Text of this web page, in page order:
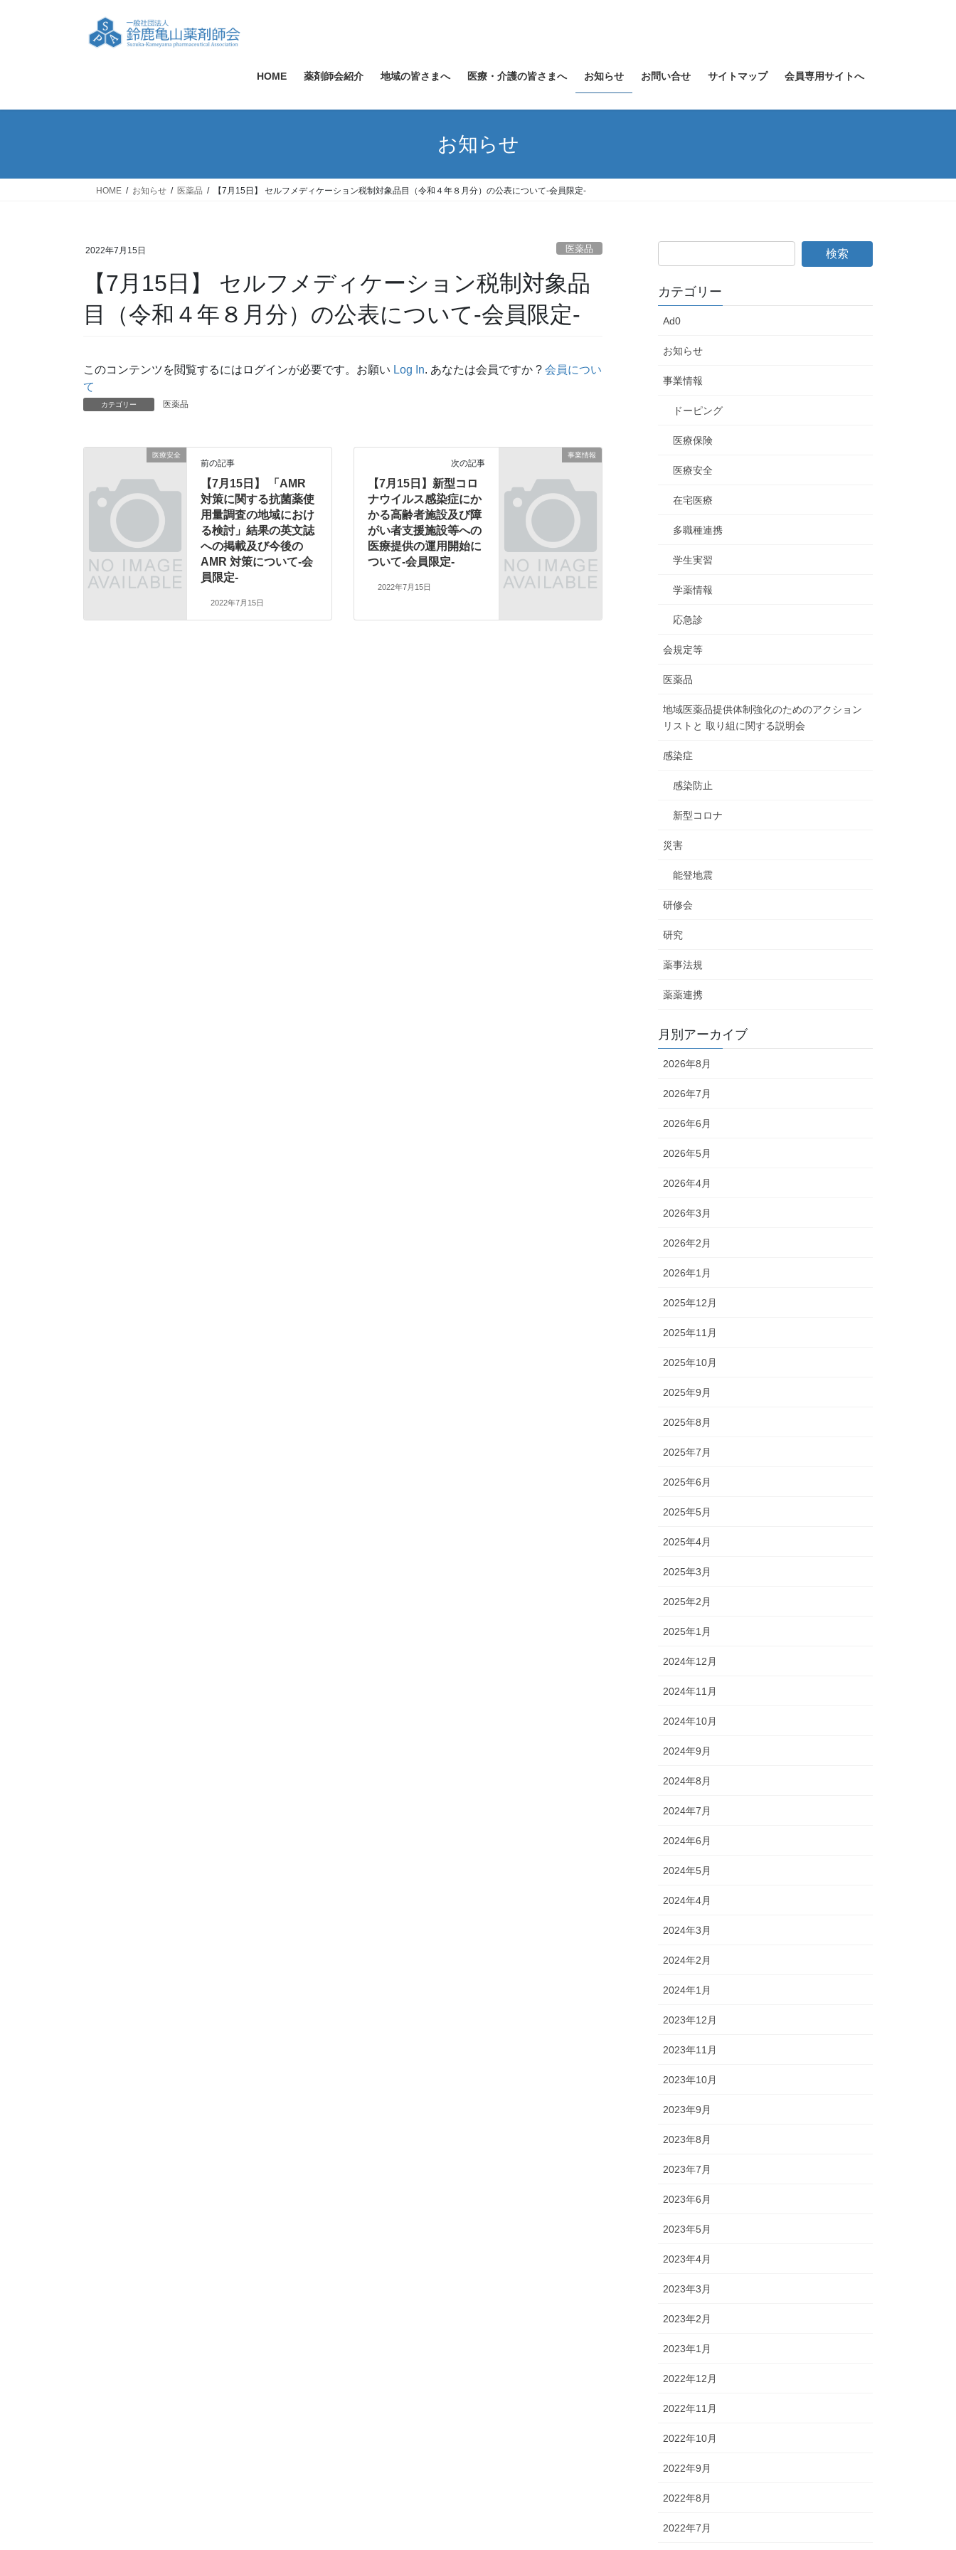
ス
ン
HOME 薬剤師会紹介 地域の皆さまへ 医療・介護の皆さまへ お知らせ お問い合せ サイトマップ 会員専用サイトへ
お知らせ
HOME お知らせ 医薬品 【7月15日】 セルフメディケーション税制対象品目（令和４年８月分）の公表について-会員限定-
2022年7月15日 医薬品
【7月15日】 セルフメディケーション税制対象品
目（令和４年８月分）の公表について-会員限定-
このコンテンツを閲覧するにはログインが必要です。お願い Log In. あなたは会員ですか ? 会員につい
て
カテゴリー 医薬品
医療安全
前の記事
【7月15日】 「AMR
対策に関する抗菌薬使
用量調査の地域におけ
る検討」結果の英文誌
への掲載及び今後の
AMR 対策について-会
員限定-
2022年7月15日
事業情報
次の記事
【7月15日】新型コロ
ナウイルス感染症にか
かる高齢者施設及び障
がい者支援施設等への
医療提供の運用開始に
ついて-会員限定-
2022年7月15日
カテゴリー
Ad0
お知らせ
事業情報
ドーピング
医療保険
医療安全
在宅医療
多職種連携
学生実習
学薬情報
応急診
会規定等
医薬品
地域医薬品提供体制強化のためのアクション
リストと 取り組に関する説明会
感染症
感染防止
新型コロナ
災害
能登地震
研修会
研究
薬事法規
薬薬連携
月別アーカイブ
2026年8月
2026年7月
2026年6月
2026年5月
2026年4月
2026年3月
2026年2月
2026年1月
2025年12月
2025年11月
2025年10月
2025年9月
2025年8月
2025年7月
2025年6月
2025年5月
2025年4月
2025年3月
2025年2月
2025年1月
2024年12月
2024年11月
2024年10月
2024年9月
2024年8月
2024年7月
2024年6月
2024年5月
2024年4月
2024年3月
2024年2月
2024年1月
2023年12月
2023年11月
2023年10月
2023年9月
2023年8月
2023年7月
2023年6月
2023年5月
2023年4月
2023年3月
2023年2月
2023年1月
2022年12月
2022年11月
2022年10月
2022年9月
2022年8月
2022年7月